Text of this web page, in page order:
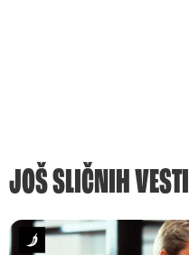
JOŠ SLIČNIH VESTI